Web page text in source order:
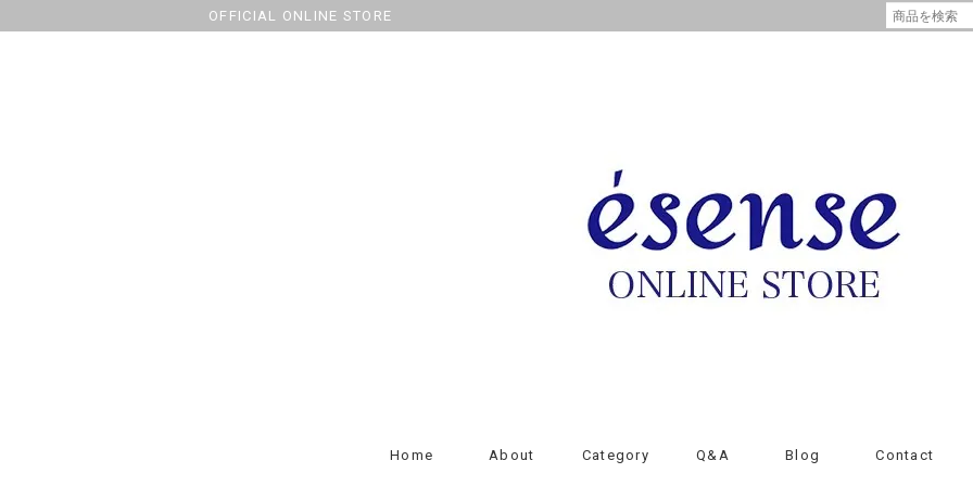
OFFICIAL ONLINE STORE
Home About Category Q&A Blog Contact